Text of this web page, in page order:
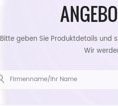
Bitte geben Sie Produktdetails und
Wir